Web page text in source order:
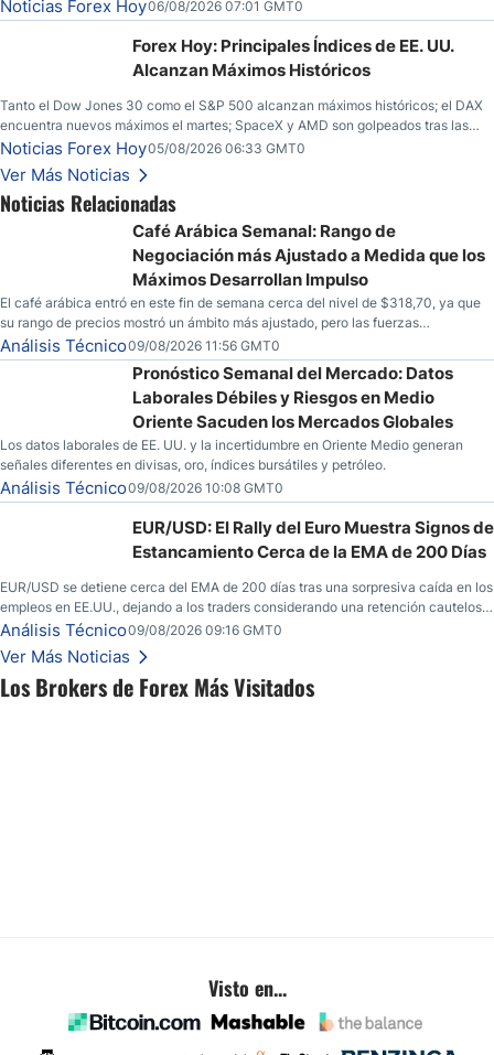
Los Brokers de Forex Más Visitados
Unidos.
Noticias Forex Hoy06/08/2026 07:01 GMT0
Forex Hoy: Principales Índices de EE. UU.
Alcanzan Máximos Históricos
Tanto el Dow Jones 30 como el S&P 500 alcanzan máximos históricos; el DAX
encuentra nuevos máximos el martes; SpaceX y AMD son golpeados tras las
llamadas de ganancias; el petróleo crudo cae por debajo de los $80 con nuevas
esperanzas; el dólar estadounidense continúa intentando estabilizarse frente al
yen; el peso mexicano ve un repunte a medida que las tasas caen en EE. UU.
Noticias Forex Hoy05/08/2026 06:33 GMT0
Ver Más Noticias
Noticias Relacionadas
Café Arábica Semanal: Rango de
Negociación más Ajustado a Medida que los
Máximos Desarrollan Impulso
El café arábica entró en este fin de semana cerca del nivel de $318,70, ya que
su rango de precios mostró un ámbito más ajustado, pero las fuerzas
especulativas también están mostrando señales de que una mayor volatilidad
podría estar en el horizonte para la mercancía.
Análisis Técnico09/08/2026 11:56 GMT0
Pronóstico Semanal del Mercado: Datos
Laborales Débiles y Riesgos en Medio
Oriente Sacuden los Mercados Globales
Los datos laborales de EE. UU. y la incertidumbre en Oriente Medio generan
señales diferentes en divisas, oro, índices bursátiles y petróleo.
Análisis Técnico09/08/2026 10:08 GMT0
EUR/USD: El Rally del Euro Muestra Signos de
Estancamiento Cerca de la EMA de 200 Días
EUR/USD se detiene cerca del EMA de 200 días tras una sorpresiva caída en los
empleos en EE.UU., dejando a los traders considerando una retención cautelosa
ante un fin de semana incierto.
Análisis Técnico09/08/2026 09:16 GMT0
Ver Más Noticias
Visto en...